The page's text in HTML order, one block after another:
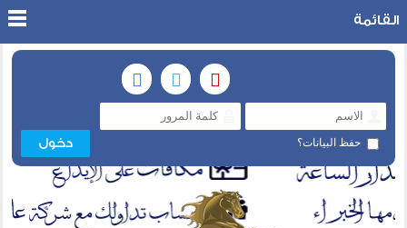
حفظ البيانات؟
القائمة